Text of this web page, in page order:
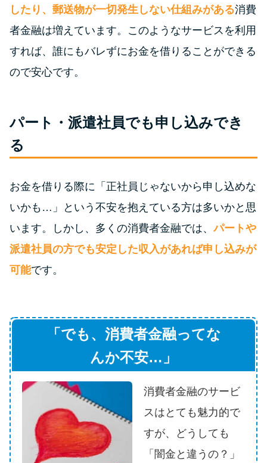
家賃払えないが強制退去は避け
たい…市役所に相談より賢い方
法2選
やシステムをカードローンと比
未成年でもお金を借りられる？
学生がお金を借りる方法があ
る？
ソフト闇金とは？悪質な手口に
は要注意！
090金融（闇金）からお金を借り
てはいけない理由と借りた場合
の対処法
したり、郵送物が一切発生しない仕組みがある消費
者金融は増えています。このようなサービスを利用
すれば、誰にもバレずにお金を借りることができる
ので安心です。
パート・派遣社員でも申し込みでき
る
お金を借りる際に「正社員じゃないから申し込めな
いかも…」という不安を抱えている方は多いかと思
います。しかし、多くの消費者金融では、パートや
派遣社員の方でも安定した収入があれば申し込みが
可能です。
「でも、消費者金融ってな
んか不安…」
消費者金融のサービ
スはとても魅力的で
すが、どうしても
「闇金と違うの？」